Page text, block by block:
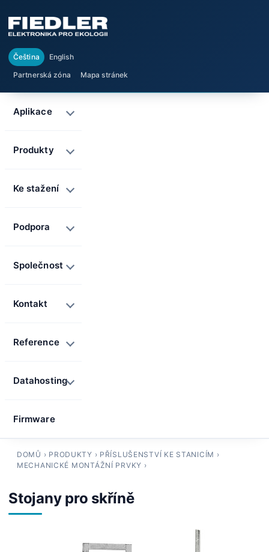
Čeština
English
Partnerská zóna
Mapa stránek
DOMŮ › PRODUKTY › PŘÍSLUŠENSTVÍ KE STANICÍM ›
MECHANICKÉ MONTÁŽNÍ PRVKY ›
Stojany pro skříně
Aplikace
Produkty
Ke stažení
Podpora
Společnost
Kontakt
Reference
Datahosting
Firmware